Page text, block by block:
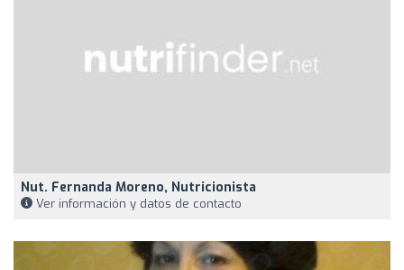
Nut. Fernanda Moreno, Nutricionista
Ver información y datos de contacto